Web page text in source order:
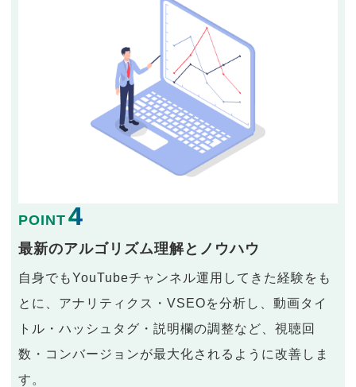
POINT 4
最新のアルゴリズム理解とノウハウ
自身でもYouTubeチャンネル運用してきた経験をも
とに、アナリティクス・VSEOを分析し、動画タイ
トル・ハッシュタグ・説明欄の調整など、視聴回
数・コンバージョンが最大化されるように改善しま
す。